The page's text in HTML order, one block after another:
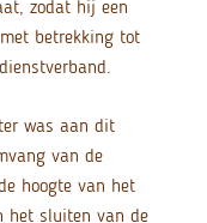
zodat hij een
betrekking tot
was aan dit
van de
hoogte van het
het sluiten van de